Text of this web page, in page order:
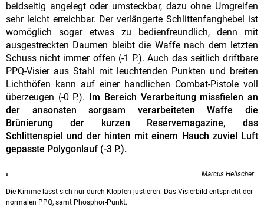
beidseitig angelegt oder umsteckbar, dazu ohne Umgreifen
sehr leicht erreichbar. Der verlängerte Schlittenfanghebel ist
womöglich sogar etwas zu bedienfreundlich, denn mit
ausgestreckten Daumen bleibt die Waffe nach dem letzten
Schuss nicht immer offen (-1 P.). Auch das seitlich driftbare
PPQ-Visier aus Stahl mit leuchtenden Punkten und breiten
Lichthöfen kann auf einer handlichen Combat-Pistole voll
überzeugen (-0 P.).
Im Bereich Verarbeitung missfielen an
der ansonsten sorgsam verarbeiteten Waffe die
Brünierung der kurzen Reservemagazine, das
Schlittenspiel und der hinten mit einem Hauch zuviel Luft
gepasste Polygonlauf (-3 P.).
Marcus Heilscher
Die Kimme lässt sich nur durch Klopfen justieren. Das Visierbild entspricht der
normalen PPQ, samt Phosphor-Punkt.